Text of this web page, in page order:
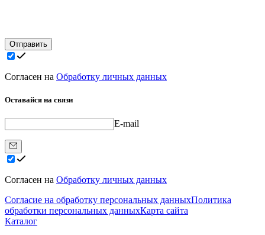
Отправить
Согласен на Обработку личных данных
Оставайся на связи
E-mail
Согласен на Обработку личных данных
Согласие на обработку персональных данныхПолитика
обработки персональных данныхКарта сайта
Каталог